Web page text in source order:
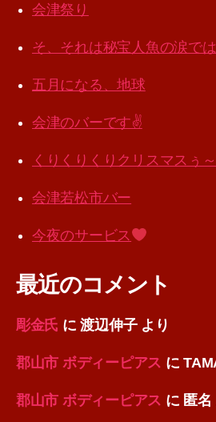
会津祭り
そ、それは秘宝人魚の涙で
五月になる、地球
会津のバーです✌️
くりくりくりクリスマスぅ～
会津若松市バー
今夜のサービス
最近のコメント
彫金氏 に渡辺伸子より
郡山市 ボディーピアス に
郡山市 ボディーピアス に 匿名